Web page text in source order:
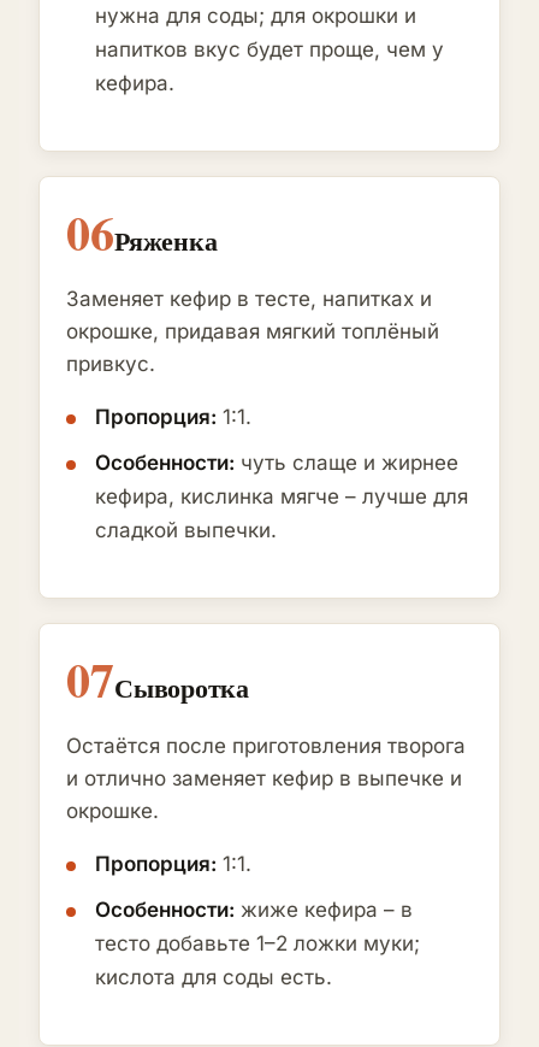
нужна для соды; для окрошки и
напитков вкус будет проще, чем у
кефира.
06Ряженка
Заменяет кефир в тесте, напитках и
окрошке, придавая мягкий топлёный
привкус.
Пропорция: 1:1.
Особенности: чуть слаще и жирнее
кефира, кислинка мягче – лучше для
сладкой выпечки.
07Сыворотка
Остаётся после приготовления творога
и отлично заменяет кефир в выпечке и
окрошке.
Пропорция: 1:1.
Особенности: жиже кефира – в
тесто добавьте 1–2 ложки муки;
кислота для соды есть.